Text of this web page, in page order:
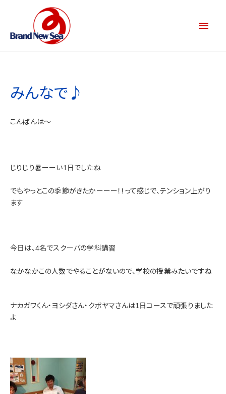
みんなで♪
こんばんは～
じりじり暑ーーい1日でしたね
でもやっとこの季節がきたかーーー！！って感じで、テンション上がり
ます
今日は、4名でスクーバの学科講習
なかなかこの人数でやることがないので、学校の授業みたいですね
ナカガワくん・ヨシダさん・クボヤマさんは1日コースで頑張りました
よ